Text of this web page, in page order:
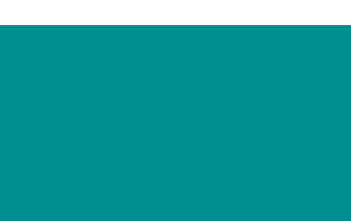
子，我突然變成領先群，油門只有踩得更用力，沒想到同